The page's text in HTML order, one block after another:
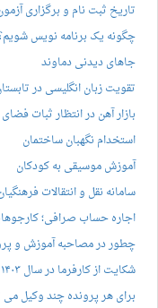
تاریخ ثبت نام و برگزاری آزمون
چگونه یک برنامه نویس
جاهای دیدنی دماوند
تقویت زبان انگلیسی در
بازار آهن در انتظار ثبات
استخدام نگهبان ساختمان
آموزش موسیقی به کودکان
سامانه نقل و انتقالات
اجاره حساب صرافی؛
چطور در مصاحبه‌ آموزش و
شکایت از کارفرما در سال ۱۴۰۳
برای هر پرونده چند وکیل می